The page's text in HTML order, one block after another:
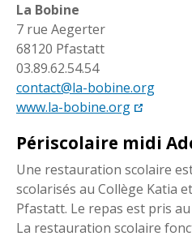
La Bobine
7 rue Aegerter
68120 Pfastatt
03.89.62.54.54
contact@la-bobine.org
www.la-bobine.org
Périscolaire midi
Une restauration scolaire
scolarisés au Collège Katia
Pfastatt. Le repas est pris
La restauration scolaire